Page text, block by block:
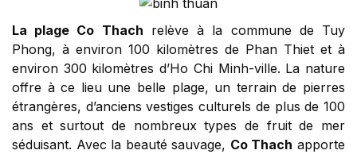
La plage Co Thach relève à la commune de Tuy
Phong, à environ 100 kilomètres de Phan Thiet et à
environ 300 kilomètres d’Ho Chi Minh-ville. La nature
offre à ce lieu une belle plage, un terrain de pierres
étrangères, d’anciens vestiges culturels de plus de 100
ans et surtout de nombreux types de fruit de mer
séduisant. Avec la beauté sauvage, Co Thach apporte